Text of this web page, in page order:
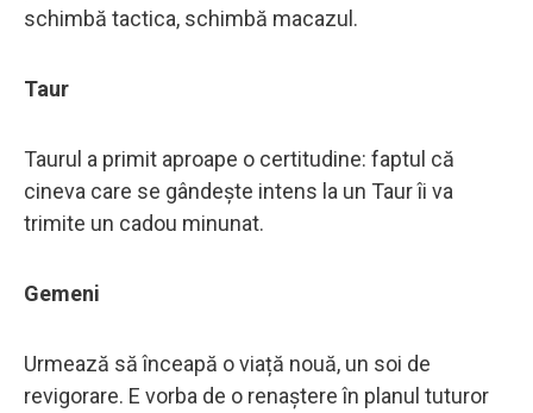
schimbă tactica, schimbă macazul.
Taur
Taurul a primit aproape o certitudine: faptul că
cineva care se gândește intens la un Taur îi va
trimite un cadou minunat.
Gemeni
Urmează să înceapă o viață nouă, un soi de
revigorare. E vorba de o renaștere în planul tuturor